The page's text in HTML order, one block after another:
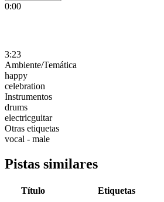
0:00
3:23
Ambiente/Temática
happy
celebration
Instrumentos
drums
electricguitar
Otras etiquetas
vocal - male
Pistas similares
Título Etiquetas